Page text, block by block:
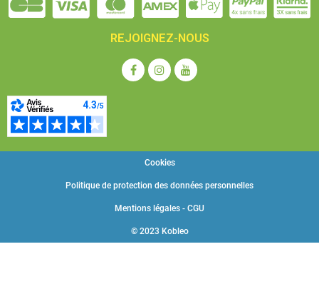
REJOIGNEZ-NOUS
© 2023 Kobleo
Mentions légales - CGU
Politique de protection des données personnelles
Cookies